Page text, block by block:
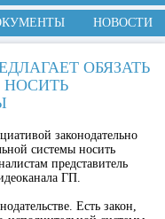
НОВОСТИ
ОБЯЗАТЬ
законодательно
системы носить
представитель
ГП.
Есть закон,